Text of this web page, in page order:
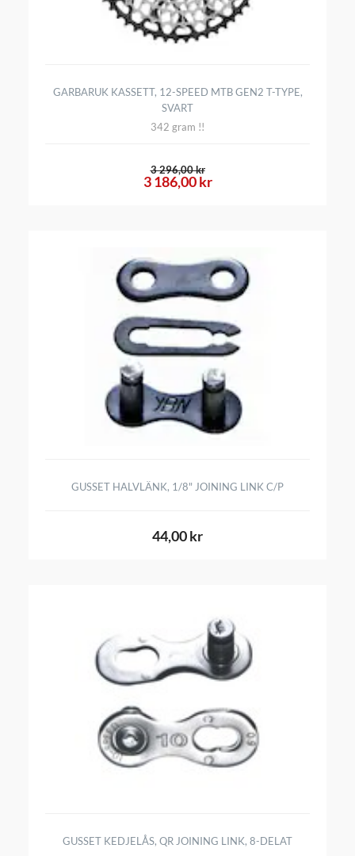
GARBARUK KASSETT, 12-SPEED MTB GEN2 T-TYPE,
SVART
342 gram !!
3 186,00 kr
3 296,00 kr
GUSSET HALVLÄNK, 1/8" JOINING LINK C/P
44,00 kr
GUSSET KEDJELÅS, QR JOINING LINK, 8-DELAT